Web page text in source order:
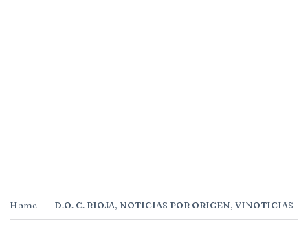
Home D.O. C. RIOJA, NOTICIAS POR ORIGEN, VINOTICIAS